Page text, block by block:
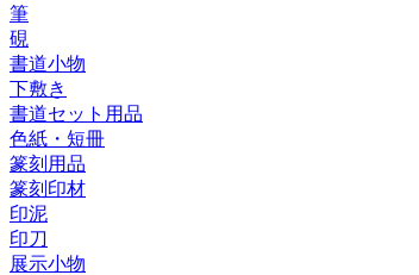
筆
硯
書道小物
下敷き
書道セット用品
色紙・短冊
篆刻用品
篆刻印材
印泥
印刀
展示小物